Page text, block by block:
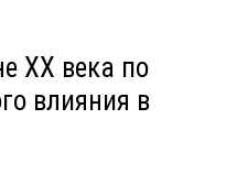
XX века по
влияния в